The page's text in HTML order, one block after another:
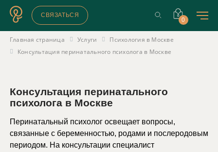
СВЯЗАТЬСЯ
0
Главная страница Услуги
Психология в Москве
Консультация перинатального психолога в Москве
Консультация перинатального
психолога в Москве
Перинатальный психолог освещает вопросы,
связанные с беременностью, родами и послеродовым
периодом. На консультации специалист